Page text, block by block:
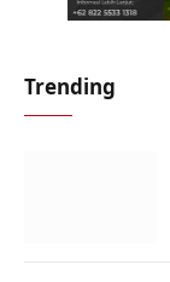
Trending